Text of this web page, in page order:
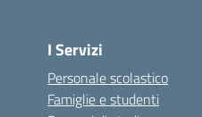
I Servizi
Personale scolastico
Famiglie e studenti